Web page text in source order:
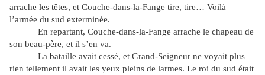
arrache les têtes, et Couche-dans-la-Fange tire, tire… Voilà
l’armée du sud exterminée.
En repartant, Couche-dans-la-Fange arrache le chapeau de
son beau-père, et il s’en va.
La bataille avait cessé, et Grand-Seigneur ne voyait plus
rien tellement il avait les yeux pleins de larmes. Le roi du sud était